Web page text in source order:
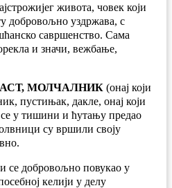
живота, човек који
добровољно уздржава, с
савршенство. Сама
и значи, вежбање,
МОЛЧАЛНИК (онај који
пустињак, дакле, онај који
у тишини и ћутању предао
су вршили своју
се добровољно повукао у
келији у делу